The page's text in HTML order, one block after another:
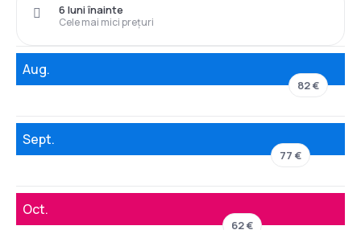
Cele mai mici prețuri
6 luni înainte
Aug.
82 €
Sept.
77 €
Oct.
62 €